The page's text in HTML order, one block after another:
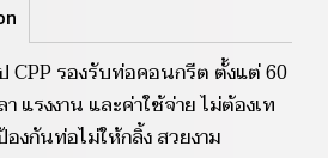
CPP รองรับท่อคอนกรีต ตั้งแต่ 60
แรงงาน และค่าใช้จ่าย ไม่ต้องเท
งกันท่อไม่ให้กลิ้ง สวยงาม